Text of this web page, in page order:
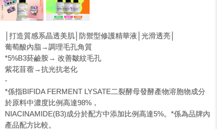
│打造質感系晶透美肌│防禦型修護精華液│光滑透亮│
葡萄酸內脂→調理毛孔角質
*5%B3菸鹼胺→ 改善皺紋毛孔
紫花苜蓿→抗光抗老化
-
*係指BIFIDA FERMENT LYSATE二裂酵母發酵產物溶胞物成分
於原料中濃度比例高達98%，
NIACINAMIDE(B3)成分於配方中添加比例高達5%。*係為品牌內
產品配方比較。